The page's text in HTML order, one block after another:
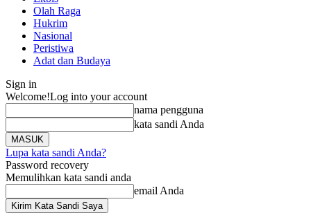
Olah Raga
Hukrim
Nasional
Peristiwa
Adat dan Budaya
Sign in
Welcome!Log into your account
nama pengguna
kata sandi Anda
Lupa kata sandi Anda?
Password recovery
Memulihkan kata sandi anda
email Anda